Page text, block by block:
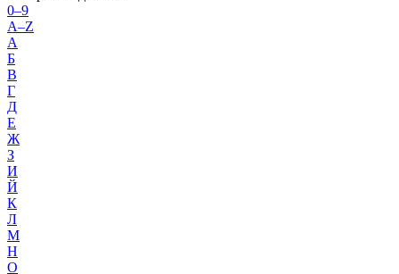
0–9
A–Z
А
Б
В
Г
Д
Е
Ж
З
И
Й
К
Л
М
Н
О